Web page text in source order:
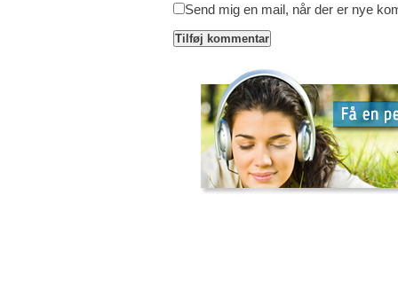
Send mig en mail, når der er nye